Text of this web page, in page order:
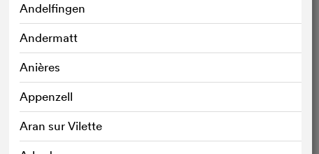
Andelfingen
Andermatt
Anières
Appenzell
Aran sur Vilette